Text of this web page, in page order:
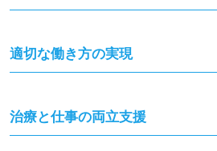
適切な働き方の実現
治療と仕事の両立支援